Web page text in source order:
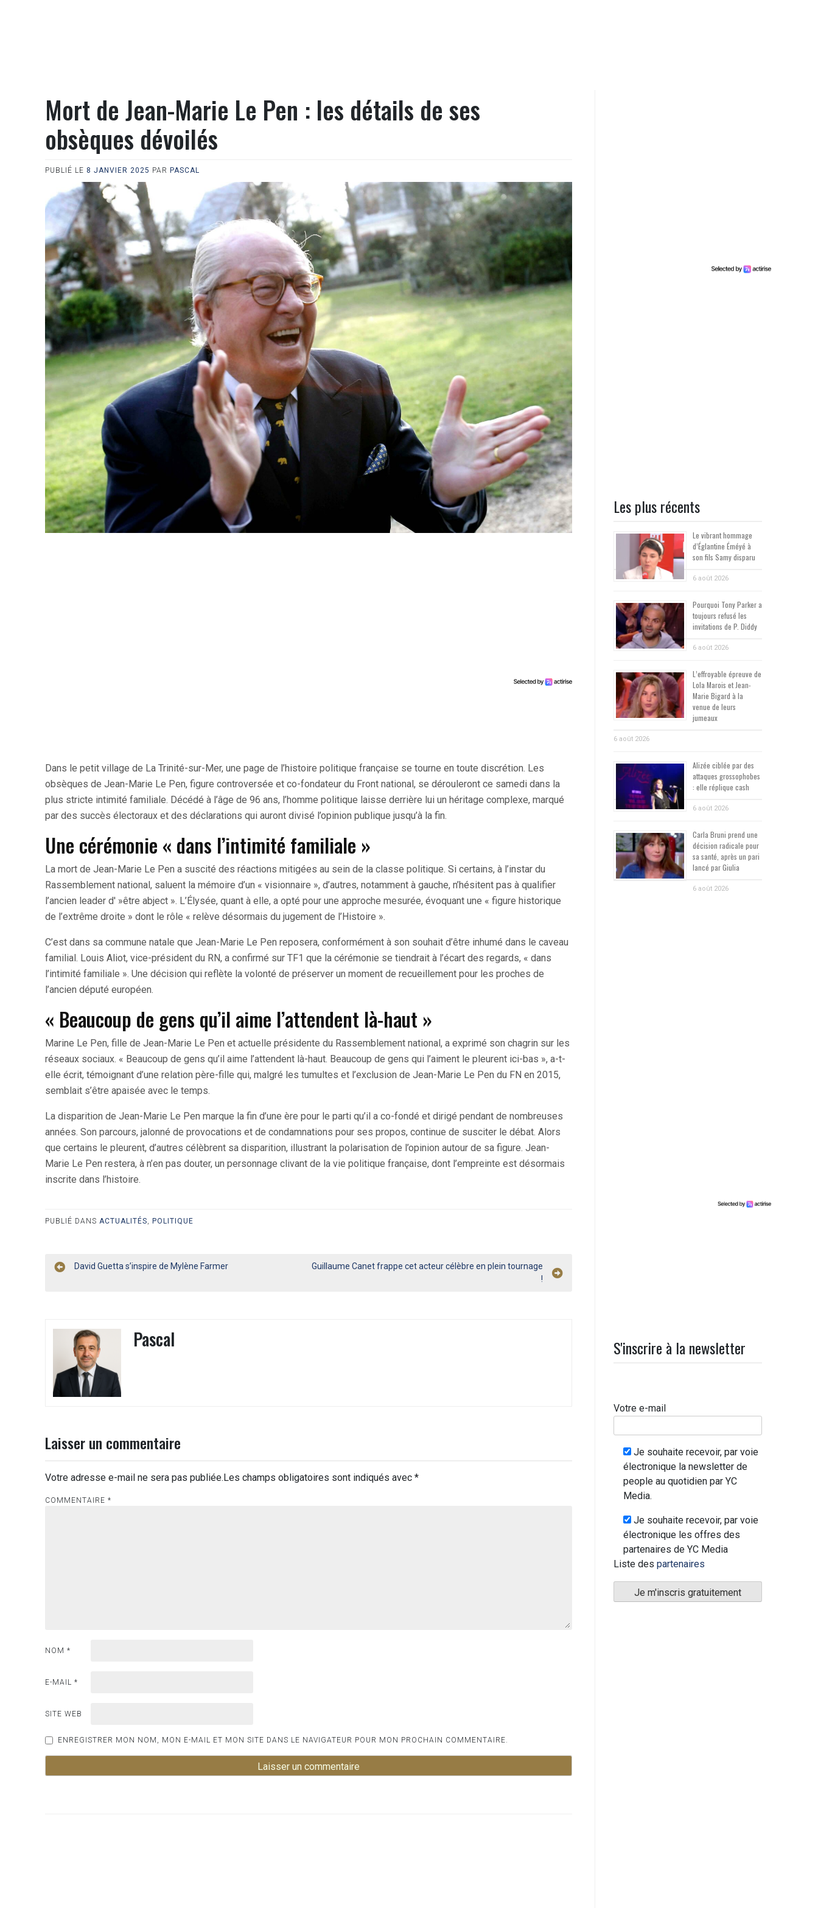
Mort de Jean-Marie Le Pen : les détails de ses
obsèques dévoilés
PUBLIÉ LE 8 JANVIER 2025 PAR PASCAL
Dans le petit village de La Trinité-sur-Mer, une page de l’histoire politique française se tourne en toute discrétion. Les
obsèques de Jean-Marie Le Pen, figure controversée et co-fondateur du Front national, se dérouleront ce samedi dans la
plus stricte intimité familiale. Décédé à l’âge de 96 ans, l’homme politique laisse derrière lui un héritage complexe, marqué
par des succès électoraux et des déclarations qui auront divisé l’opinion publique jusqu’à la fin.
Une cérémonie « dans l’intimité familiale »
La mort de Jean-Marie Le Pen a suscité des réactions mitigées au sein de la classe politique. Si certains, à l’instar du
Rassemblement national, saluent la mémoire d’un « visionnaire », d’autres, notamment à gauche, n’hésitent pas à qualifier
l’ancien leader d' »être abject ». L’Élysée, quant à elle, a opté pour une approche mesurée, évoquant une « figure historique
de l’extrême droite » dont le rôle « relève désormais du jugement de l’Histoire ».
C’est dans sa commune natale que Jean-Marie Le Pen reposera, conformément à son souhait d’être inhumé dans le caveau
familial. Louis Aliot, vice-président du RN, a confirmé sur TF1 que la cérémonie se tiendrait à l’écart des regards, « dans
l’intimité familiale ». Une décision qui reflète la volonté de préserver un moment de recueillement pour les proches de
l’ancien député européen.
« Beaucoup de gens qu’il aime l’attendent là-haut »
Marine Le Pen, fille de Jean-Marie Le Pen et actuelle présidente du Rassemblement national, a exprimé son chagrin sur les
réseaux sociaux. « Beaucoup de gens qu’il aime l’attendent là-haut. Beaucoup de gens qui l’aiment le pleurent ici-bas », a-t-
elle écrit, témoignant d’une relation père-fille qui, malgré les tumultes et l’exclusion de Jean-Marie Le Pen du FN en 2015,
semblait s’être apaisée avec le temps.
La disparition de Jean-Marie Le Pen marque la fin d’une ère pour le parti qu’il a co-fondé et dirigé pendant de nombreuses
années. Son parcours, jalonné de provocations et de condamnations pour ses propos, continue de susciter le débat. Alors
que certains le pleurent, d’autres célèbrent sa disparition, illustrant la polarisation de l’opinion autour de sa figure. Jean-
Marie Le Pen restera, à n’en pas douter, un personnage clivant de la vie politique française, dont l’empreinte est désormais
inscrite dans l’histoire.
PUBLIÉ DANS ACTUALITÉS, POLITIQUE
Navigation
David Guetta s’inspire de Mylène Farmer
Guillaume Canet frappe cet acteur célèbre en plein tournage
!
Pascal
Laisser un commentaire
Votre adresse e-mail ne sera pas publiée. Les champs obligatoires sont indiqués avec *
COMMENTAIRE *
NOM *
E-MAIL *
SITE WEB
ENREGISTRER MON NOM, MON E-MAIL ET MON SITE DANS LE NAVIGATEUR POUR MON PROCHAIN COMMENTAIRE.
Les plus récents
Le vibrant hommage
d’Églantine Éméyé à
son fils Samy disparu
6 août 2026
Pourquoi Tony Parker a
toujours refusé les
invitations de P. Diddy
6 août 2026
L’effroyable épreuve de
Lola Marois et Jean-
Marie Bigard à la
venue de leurs
jumeaux
6 août 2026
Alizée ciblée par des
attaques grossophobes
: elle réplique cash
6 août 2026
Carla Bruni prend une
décision radicale pour
sa santé, après un pari
lancé par Giulia
6 août 2026
S'inscrire à la newsletter
Votre e-mail
Je souhaite recevoir, par voie
électronique la newsletter de
people au quotidien par YC
Media.
Je souhaite recevoir, par voie
électronique les offres des
partenaires de YC Media
Liste des partenaires